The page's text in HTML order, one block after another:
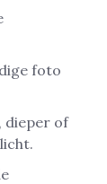
foto
dieper of